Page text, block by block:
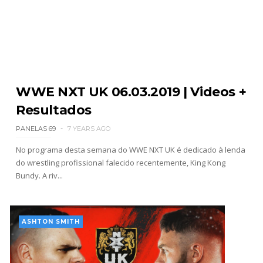
WWE: Brock Lesnar confirma que se retirou no
SummerSlam
SCSA867-Aug 05 2026
VIOLÊNCIA DESMEDIDA NO RAW: Jacob Fatu
gestos tensos com Roman Reigns
Unknown-Aug 05 2026
RESPEITO E ALIANÇA NO RAW: Chad Gable e
WWE NXT UK 06.03.2019 | Videos +
Resultados
PANELAS 69 7 YEARS AGO
No programa desta semana do WWE NXT UK é dedicado à lenda
do wrestling profissional falecido recentemente, King Kong
Bundy. A riv...
ASHTON SMITH